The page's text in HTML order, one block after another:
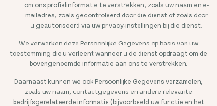
om ons profielinformatie te verstrekken, zoals uw naam en e-
mailadres, zoals gecontroleerd door die dienst of zoals door
u geautoriseerd via uw privacy-instellingen bij die dienst.
We verwerken deze Persoonlijke Gegevens op basis van uw
toestemming die u verleent wanneer u de dienst opdraagt om de
bovengenoemde informatie aan ons te verstrekken.
Daarnaast kunnen we ook Persoonlijke Gegevens verzamelen,
zoals uw naam, contactgegevens en andere relevante
bedrijfsgerelateerde informatie (bijvoorbeeld uw functie en het